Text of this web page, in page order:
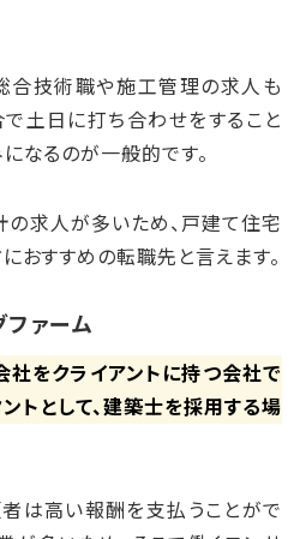
合技術職や施工管理の求人も
土日に打ち合わせをすること
なるのが一般的です。
求人が多いため、戸建て住宅
おすすめの転職先と言えます。
ファーム
をクライアントに持つ会社で
トとして、建築士を採用する場
は高い報酬を支払うことがで